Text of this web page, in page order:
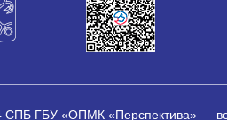
СПБ ГБУ «ОПМК «Перспектива» —